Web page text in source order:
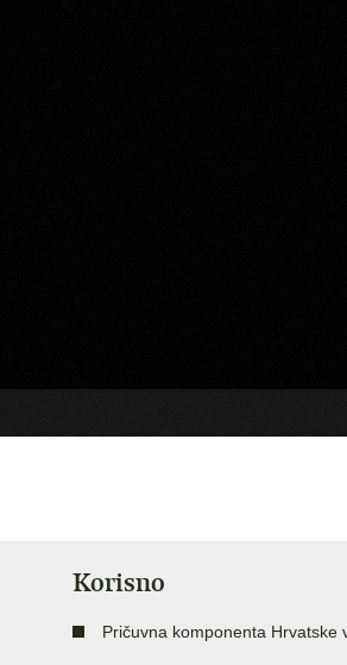
Korisno
Pričuvna komponenta Hrvatske